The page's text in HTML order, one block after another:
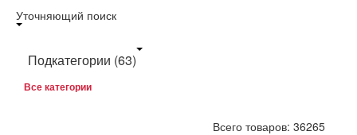
Уточняющий поиск
Подкатегории (63)
Все категории
Всего товаров: 36265